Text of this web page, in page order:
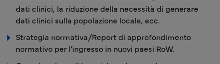
dati clinici, la riduzione della necessità di generare
dati clinici sulla popolazione locale, ecc.
Strategia normativa/Report di approfondimento
normativo per l'ingresso in nuovi paesi RoW.